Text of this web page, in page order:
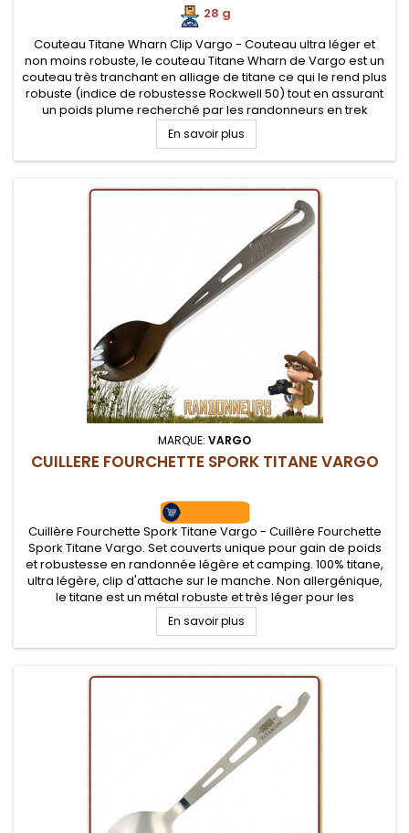
28 g
Couteau Titane Wharn Clip Vargo - Couteau ultra léger et
non moins robuste, le couteau Titane Wharn de Vargo est un
couteau très tranchant en alliage de titane ce qui le rend plus
robuste (indice de robustesse Rockwell 50) tout en assurant
un poids plume recherché par les randonneurs en trek
En savoir plus
MARQUE: VARGO
CUILLERE FOURCHETTE SPORK TITANE VARGO
Cuillère Fourchette Spork Titane Vargo - Cuillère Fourchette
Spork Titane Vargo. Set couverts unique pour gain de poids
et robustesse en randonnée légère et camping. 100% titane,
ultra légère, clip d'attache sur le manche. Non allergénique,
le titane est un métal robuste et très léger pour les
randonneurs
En savoir plus